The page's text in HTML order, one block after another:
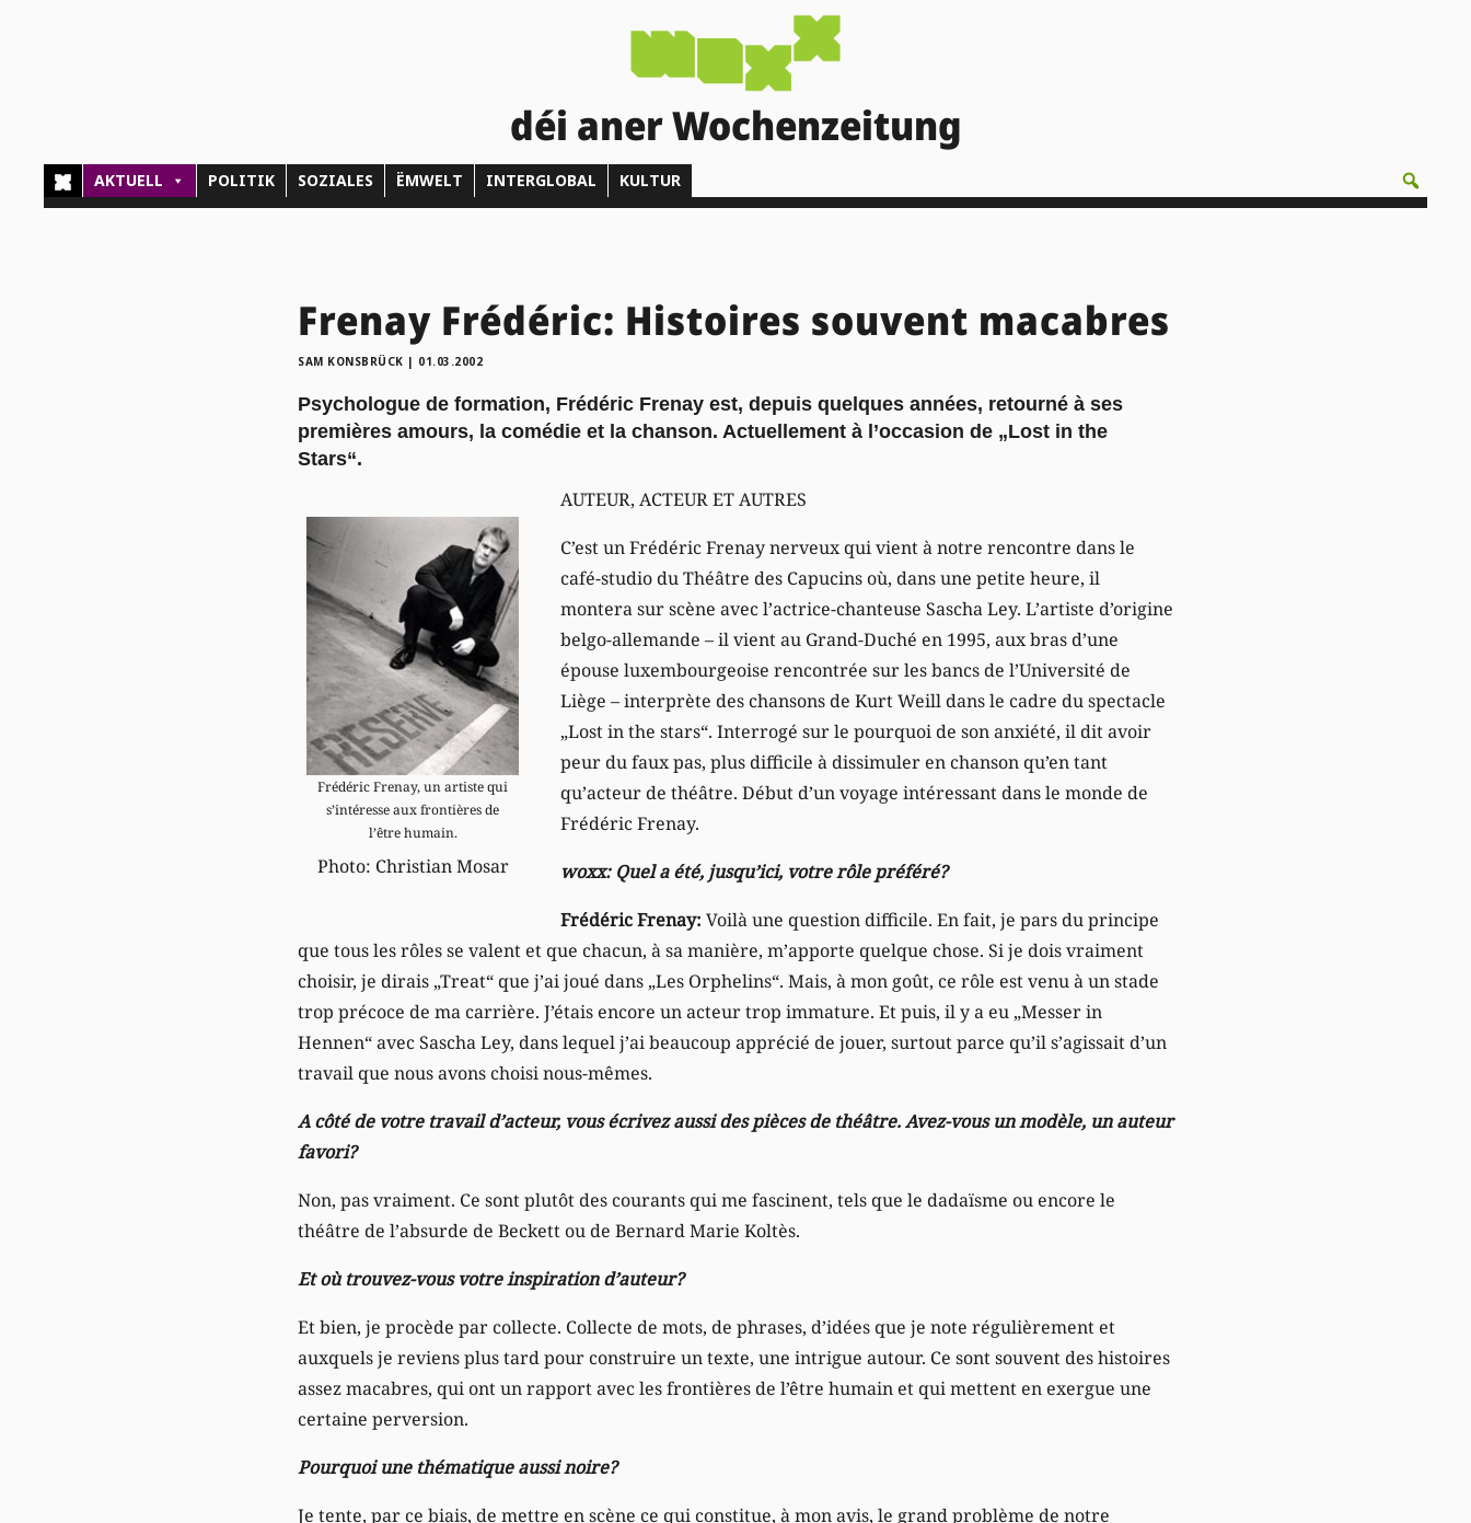
déi aner Wochenzeitung
AKTUELL POLITIK SOZIALES ËMWELT INTERGLOBAL KULTUR
Frenay Frédéric: Histoires souvent macabres
SAM KONSBRÜCK | 01.03.2002
Psychologue de formation, Frédéric Frenay est, depuis quelques années, retourné à ses
premières amours, la comédie et la chanson. Actuellement à l’occasion de „Lost in the
Stars“.
Frédéric Frenay, un artiste qui
s’intéresse aux frontières de
l’être humain.
Photo: Christian Mosar
AUTEUR, ACTEUR ET AUTRES
C’est un Frédéric Frenay nerveux qui vient à notre rencontre dans le
café-studio du Théâtre des Capucins où, dans une petite heure, il
montera sur scène avec l’actrice-chanteuse Sascha Ley. L’artiste d’origine
belgo-allemande – il vient au Grand-Duché en 1995, aux bras d’une
épouse luxembourgeoise rencontrée sur les bancs de l’Université de
Liège – interprète des chansons de Kurt Weill dans le cadre du spectacle
„Lost in the stars“. Interrogé sur le pourquoi de son anxiété, il dit avoir
peur du faux pas, plus difficile à dissimuler en chanson qu’en tant
qu’acteur de théâtre. Début d’un voyage intéressant dans le monde de
Frédéric Frenay.
woxx: Quel a été, jusqu’ici, votre rôle préféré?
Frédéric Frenay: Voilà une question difficile. En fait, je pars du principe
que tous les rôles se valent et que chacun, à sa manière, m’apporte quelque chose. Si je dois vraiment
choisir, je dirais „Treat“ que j’ai joué dans „Les Orphelins“. Mais, à mon goût, ce rôle est venu à un stade
trop précoce de ma carrière. J’étais encore un acteur trop immature. Et puis, il y a eu „Messer in
Hennen“ avec Sascha Ley, dans lequel j’ai beaucoup apprécié de jouer, surtout parce qu’il s’agissait d’un
travail que nous avons choisi nous-mêmes.
A côté de votre travail d’acteur, vous écrivez aussi des pièces de théâtre. Avez-vous un modèle, un auteur
favori?
Non, pas vraiment. Ce sont plutôt des courants qui me fascinent, tels que le dadaïsme ou encore le
théâtre de l’absurde de Beckett ou de Bernard Marie Koltès.
Et où trouvez-vous votre inspiration d’auteur?
Et bien, je procède par collecte. Collecte de mots, de phrases, d’idées que je note régulièrement et
auxquels je reviens plus tard pour construire un texte, une intrigue autour. Ce sont souvent des histoires
assez macabres, qui ont un rapport avec les frontières de l’être humain et qui mettent en exergue une
certaine perversion.
Pourquoi une thématique aussi noire?
Je tente, par ce biais, de mettre en scène ce qui constitue, à mon avis, le grand problème de notre